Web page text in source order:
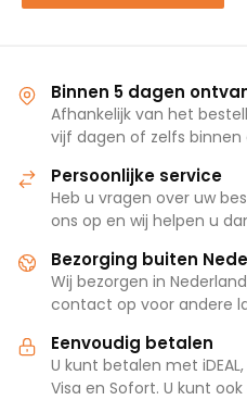
Binnen 5 dagen
Afhankelijk van het
vijf dagen of zelfs binnen
Persoonlijke service
Heb u vragen over uw
ons op en wij helpen u
Bezorging buiten
Wij bezorgen in
contact op voor andere
Eenvoudig betalen
U kunt betalen met
Visa en Sofort. U kunt